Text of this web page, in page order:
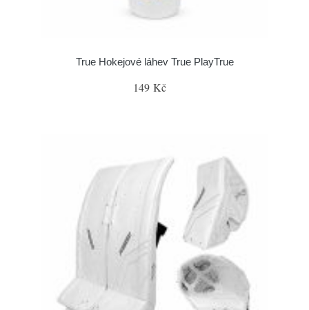
True Hokejové láhev True PlayTrue
149 Kč